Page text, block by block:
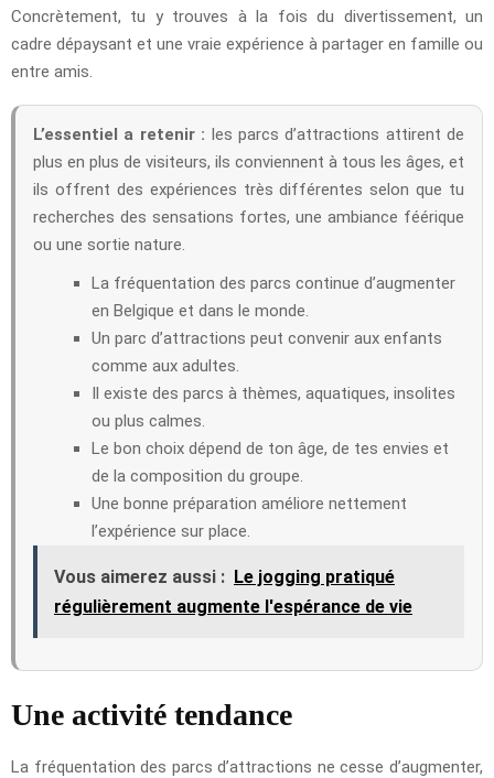
Concrètement, tu y trouves à la fois du divertissement, un
cadre dépaysant et une vraie expérience à partager en famille ou
entre amis.
L’essentiel a retenir : les parcs d’attractions attirent de
plus en plus de visiteurs, ils conviennent à tous les âges, et
ils offrent des expériences très différentes selon que tu
recherches des sensations fortes, une ambiance féérique
ou une sortie nature.
La fréquentation des parcs continue d’augmenter
en Belgique et dans le monde.
Un parc d’attractions peut convenir aux enfants
comme aux adultes.
Il existe des parcs à thèmes, aquatiques, insolites
ou plus calmes.
Le bon choix dépend de ton âge, de tes envies et
de la composition du groupe.
Une bonne préparation améliore nettement
l’expérience sur place.
Vous aimerez aussi : Le jogging pratiqué
régulièrement augmente l'espérance de vie
Une activité tendance
La fréquentation des parcs d’attractions ne cesse d’augmenter,